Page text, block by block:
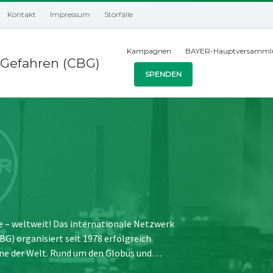
Kontakt Impressum Störfälle
(CBG)
Kampagnen BAYER-
SPENDEN
– weltweit! Das internationale Netzwerk
organisiert seit 1978 erfolgreich
der Welt. Rund um den Globus und…